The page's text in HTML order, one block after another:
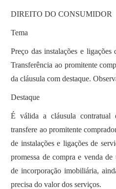
DIREITO DO CONSUMIDOR
Tema
Preço das instalações e
Transferência ao promitente
da cláusula com destaque.
Destaque
É válida a cláusula contratual
transfere ao promitente
de instalações e ligações de
promessa de compra e venda
de incorporação imobiliária,
precisa do valor dos serviços.